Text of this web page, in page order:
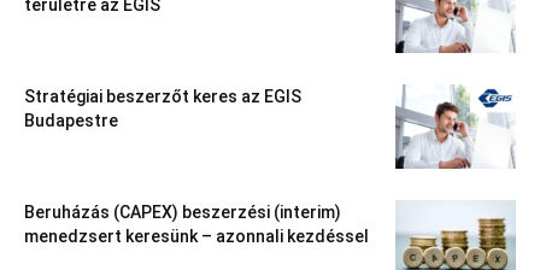
területre az EGIS
Stratégiai beszerzőt keres az EGIS
Budapestre
Beruházás (CAPEX) beszerzési (interim)
menedzsert keresünk – azonnali kezdéssel